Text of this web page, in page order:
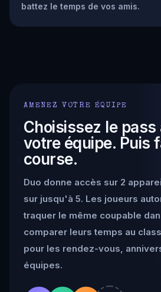
battez le temps de vos amis.
AMENEZ VOTRE ÉQUIPE
Choisissez le pass
votre équipe. Puis
course.
Duo donne accès sur 2
sur jusqu'à 5. Les joueurs
traquer le même coupable
comparer leurs temps au
pour les rendez-vous,
équipes.